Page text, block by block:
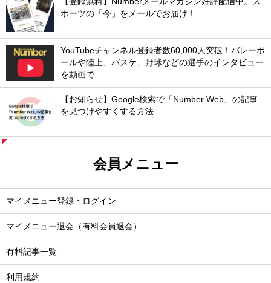
ポーツの「今」をメールでお届け！
YouTubeチャンネル登録者数60,000人突破！バレーボ
ールや陸上、バスケ、野球などの選手のインタビュー
を動画で
【お知らせ】Google検索で「Number Web」の記事
を見つけやすくする方法
会員メニュー
マイメニュー登録・ログイン
マイメニュー退会（有料会員退会）
有料記事一覧
利用規約